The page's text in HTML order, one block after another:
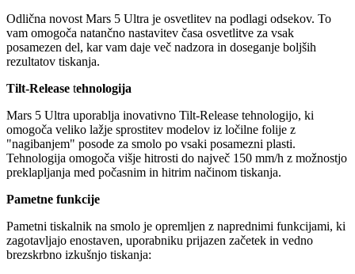
Odlična novost Mars 5 Ultra je osvetlitev na podlagi odsekov. To
vam omogoča natančno nastavitev časa osvetlitve za vsak
posamezen del, kar vam daje več nadzora in doseganje boljših
rezultatov tiskanja.
Tilt-Release tehnologija
Mars 5 Ultra uporablja inovativno Tilt-Release tehnologijo, ki
omogoča veliko lažje sprostitev modelov iz ločilne folije z
"nagibanjem" posode za smolo po vsaki posamezni plasti.
Tehnologija omogoča višje hitrosti do največ 150 mm/h z možnostjo
preklapljanja med počasnim in hitrim načinom tiskanja.
Pametne funkcije
Pametni tiskalnik na smolo je opremljen z naprednimi funkcijami, ki
zagotavljajo enostaven, uporabniku prijazen začetek in vedno
brezskrbno izkušnjo tiskanja: